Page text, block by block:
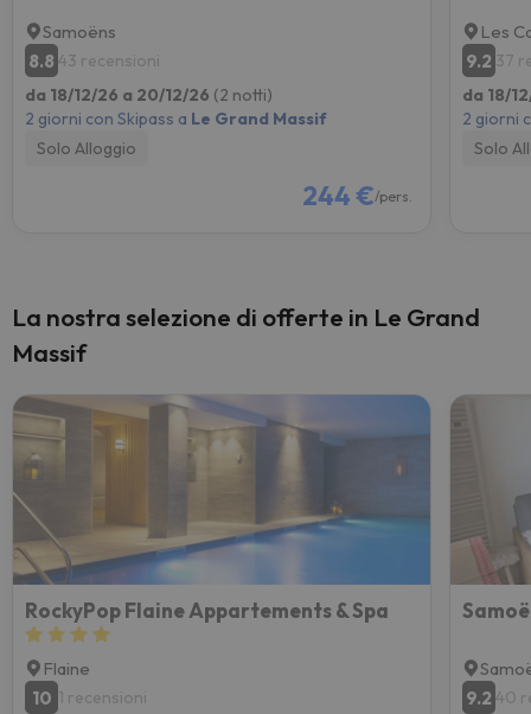
Samoëns
8.8 43 recensioni
da 18/12/26 a 20/12/26 (2 notti)
2 giorni con Skipass a Le Grand Massif
Solo Alloggio
244 €/pers.
Les
9.2 37
da 18/
2 giorni
Solo
La nostra selezione di offerte in Le Grand
Massif
RockyPop Flaine Appartements & Spa
Flaine
10 1 recensioni
9.2 40